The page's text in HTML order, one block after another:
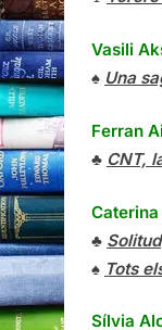
Vasili
♠ Una
Ferran
♣ CNT,
♣ Solitud
♠ Tots
Sílvia